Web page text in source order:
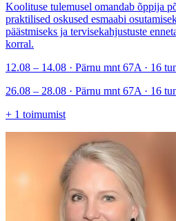
Koolituse tulemusel omandab õppija
praktilised oskused esmaabi
päästmiseks ja tervisekahjustuste
korral.
12.08 – 14.08 · Pärnu mnt 67A · 16
26.08 – 28.08 · Pärnu mnt 67A · 16
+ 1 toimumist